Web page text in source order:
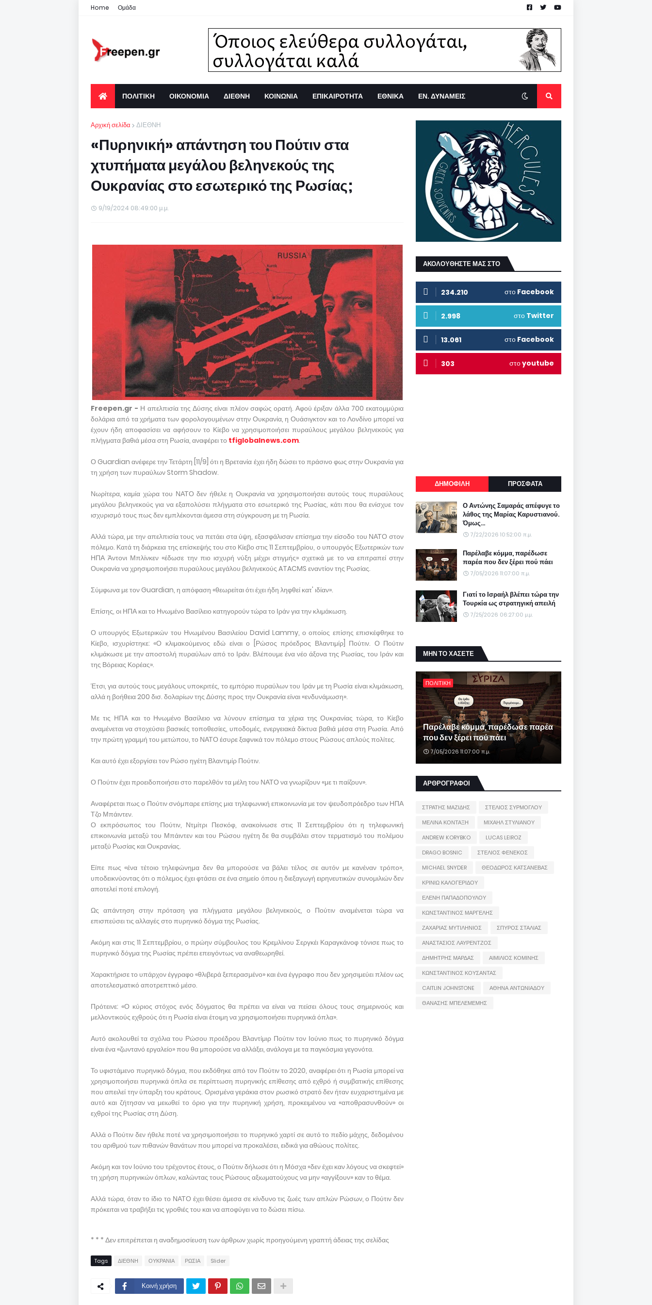
Home Ομάδα
ΠΟΛΙΤΙΚΗ ΟΙΚΟΝΟΜΙΑ ΔΙΕΘΝΗ ΚΟΙΝΩΝΙΑ ΕΠΙΚΑΙΡΟΤΗΤΑ ΕΘΝΙΚΑ ΕΝ. ΔΥΝΑΜΕΙΣ
Αρχική σελίδα ΔΙΕΘΝΗ
«Πυρηνική» απάντηση του Πούτιν στα
χτυπήματα μεγάλου βεληνεκούς της
Ουκρανίας στο εσωτερικό της Ρωσίας;
9/19/2024 08:49:00 μ.μ.
Freepen.gr - Η απελπισία της Δύσης είναι πλέον σαφώς ορατή. Αφού έριξαν άλλα 700 εκατομμύρια
δολάρια από τα χρήματα των φορολογουμένων στην Ουκρανία, η Ουάσιγκτον και το Λονδίνο μπορεί να
έχουν ήδη αποφασίσει να αφήσουν το Κίεβο να χρησιμοποιήσει πυραύλους μεγάλου βεληνεκούς για
πλήγματα βαθιά μέσα στη Ρωσία, αναφέρει το tfiglobalnews.com.
Ο Guardian ανέφερε την Τετάρτη [11/9] ότι η Βρετανία έχει ήδη δώσει το πράσινο φως στην Ουκρανία για
τη χρήση των πυραύλων Storm Shadow.
Νωρίτερα, καμία χώρα του ΝΑΤΟ δεν ήθελε η Ουκρανία να χρησιμοποιήσει αυτούς τους πυραύλους
μεγάλου βεληνεκούς για να εξαπολύσει πλήγματα στο εσωτερικό της Ρωσίας, κάτι που θα ενίσχυε τον
ισχυρισμό τους πως δεν εμπλέκονται άμεσα στη σύγκρουση με τη Ρωσία.
Αλλά τώρα, με την απελπισία τους να πετάει στα ύψη, εξασφάλισαν επίσημα την είσοδο του ΝΑΤΟ στον
πόλεμο. Κατά τη διάρκεια της επίσκεψής του στο Κίεβο στις 11 Σεπτεμβρίου, ο υπουργός Εξωτερικών των
ΗΠΑ Άντονι Μπλίνκεν «έδωσε την πιο ισχυρή νύξη μέχρι στιγμής» σχετικά με το να επιτραπεί στην
Ουκρανία να χρησιμοποιήσει πυραύλους μεγάλου βεληνεκούς ATACMS εναντίον της Ρωσίας.
Σύμφωνα με τον Guardian, η απόφαση «θεωρείται ότι έχει ήδη ληφθεί κατ' ιδίαν».
Επίσης, οι ΗΠΑ και το Ηνωμένο Βασίλειο κατηγορούν τώρα το Ιράν για την κλιμάκωση.
Ο υπουργός Εξωτερικών του Ηνωμένου Βασιλείου David Lammy, ο οποίος επίσης επισκέφθηκε το
Κίεβο, ισχυρίστηκε: «Ο κλιμακούμενος εδώ είναι ο [Ρώσος πρόεδρος Βλαντιμίρ] Πούτιν. Ο Πούτιν
κλιμάκωσε με την αποστολή πυραύλων από το Ιράν. Βλέπουμε ένα νέο άξονα της Ρωσίας, του Ιράν και
της Βόρειας Κορέας».
Έτσι, για αυτούς τους μεγάλους υποκριτές, το εμπόριο πυραύλων του Ιράν με τη Ρωσία είναι κλιμάκωση,
αλλά η βοήθεια 200 δισ. δολαρίων της Δύσης προς την Ουκρανία είναι «ενδυνάμωση».
Με τις ΗΠΑ και το Ηνωμένο Βασίλειο να λύνουν επίσημα τα χέρια της Ουκρανίας τώρα, το Κίεβο
αναμένεται να στοχεύσει βασικές τοποθεσίες, υποδομές, ενεργειακά δίκτυα βαθιά μέσα στη Ρωσία. Από
την πρώτη γραμμή του μετώπου, το ΝΑΤΟ έσυρε ξαφνικά τον πόλεμο στους Ρώσους απλούς πολίτες.
Και αυτό έχει εξοργίσει τον Ρώσο ηγέτη Βλαντιμίρ Πούτιν.
Ο Πούτιν έχει προειδοποιήσει στο παρελθόν τα μέλη του ΝΑΤΟ να γνωρίζουν «με τι παίζουν».
Αναφέρεται πως ο Πούτιν σνόμπαρε επίσης μια τηλεφωνική επικοινωνία με τον ψευδοπρόεδρο των ΗΠΑ
Τζο Μπάιντεν.
Ο εκπρόσωπος του Πούτιν, Ντμίτρι Πεσκόφ, ανακοίνωσε στις 11 Σεπτεμβρίου ότι η τηλεφωνική
επικοινωνία μεταξύ του Μπάιντεν και του Ρώσου ηγέτη δε θα συμβάλει στον τερματισμό του πολέμου
μεταξύ Ρωσίας και Ουκρανίας.
Είπε πως «ένα τέτοιο τηλεφώνημα δεν θα μπορούσε να βάλει τέλος σε αυτόν με κανέναν τρόπο»,
υποδεικνύοντας ότι ο πόλεμος έχει φτάσει σε ένα σημείο όπου η διεξαγωγή ειρηνευτικών συνομιλιών δεν
αποτελεί ποτέ επιλογή.
Ως απάντηση στην πρόταση για πλήγματα μεγάλου βεληνεκούς, ο Πούτιν αναμένεται τώρα να
επισπεύσει τις αλλαγές στο πυρηνικό δόγμα της Ρωσίας.
Ακόμη και στις 11 Σεπτεμβρίου, ο πρώην σύμβουλος του Κρεμλίνου Σεργκέι Καραγκάνοφ τόνισε πως το
πυρηνικό δόγμα της Ρωσίας πρέπει επειγόντως να αναθεωρηθεί.
Χαρακτήρισε το υπάρχον έγγραφο «θλιβερά ξεπερασμένο» και ένα έγγραφο που δεν χρησιμεύει πλέον ως
αποτελεσματικό αποτρεπτικό μέσο.
Πρότεινε: «Ο κύριος στόχος ενός δόγματος θα πρέπει να είναι να πείσει όλους τους σημερινούς και
μελλοντικούς εχθρούς ότι η Ρωσία είναι έτοιμη να χρησιμοποιήσει πυρηνικά όπλα».
Αυτό ακολουθεί τα σχόλια του Ρώσου προέδρου Βλαντίμιρ Πούτιν τον Ιούνιο πως το πυρηνικό δόγμα
είναι ένα «ζωντανό εργαλείο» που θα μπορούσε να αλλάξει, ανάλογα με τα παγκόσμια γεγονότα.
Το υφιστάμενο πυρηνικό δόγμα, που εκδόθηκε από τον Πούτιν το 2020, αναφέρει ότι η Ρωσία μπορεί να
χρησιμοποιήσει πυρηνικά όπλα σε περίπτωση πυρηνικής επίθεσης από εχθρό ή συμβατικής επίθεσης
που απειλεί την ύπαρξη του κράτους. Ορισμένα γεράκια στον ρωσικό στρατό δεν ήταν ευχαριστημένα με
αυτό και ζήτησαν να μειωθεί το όριο για την πυρηνική χρήση, προκειμένου να «αποθρασυνθούν» οι
εχθροί της Ρωσίας στη Δύση.
Αλλά ο Πούτιν δεν ήθελε ποτέ να χρησιμοποιήσει το πυρηνικό χαρτί σε αυτό το πεδίο μάχης, δεδομένου
του αριθμού των πιθανών θανάτων που μπορεί να προκαλέσει, ειδικά για αθώους πολίτες.
Ακόμη και τον Ιούνιο του τρέχοντος έτους, ο Πούτιν δήλωσε ότι η Μόσχα «δεν έχει καν λόγους να σκεφτεί»
τη χρήση πυρηνικών όπλων, καλώντας τους Ρώσους αξιωματούχους να μην «αγγίξουν» καν το θέμα.
Αλλά τώρα, όταν το ίδιο το ΝΑΤΟ έχει θέσει άμεσα σε κίνδυνο τις ζωές των απλών Ρώσων, ο Πούτιν δεν
πρόκειται να τραβήξει τις γροθιές του και να αποφύγει να το δώσει πίσω.
* * * Δεν επιτρέπεται η αναδημοσίευση των άρθρων χωρίς προηγούμενη γραπτή άδειας της σελίδας
Tags ΔΙΕΘΝΗ ΟΥΚΡΑΝΙΑ ΡΩΣΙΑ Slider
Κοινή χρήση
ΑΚΟΛΟΥΘΗΣΤΕ ΜΑΣ ΣΤΟ
234.210 στο Facebook
2.998 στο Twitter
13.061 στο Facebook
303 στοyoutube
ΔΗΜΟΦΙΛΗ ΠΡΟΣΦΑΤΑ
Ο Αντώνης Σαμαράς απέφυγε το
λάθος της Μαρίας Καρυστιανού.
Όμως...
7/22/2026 10:52:00 π.μ.
Παρέλαβε κόμμα, παρέδωσε
παρέα που δεν ξέρει πού πάει
7/05/2026 11:07:00 π.μ.
Γιατί το Ισραήλ βλέπει τώρα την
Τουρκία ως στρατηγική απειλή
7/25/2026 06:27:00 μ.μ.
ΜΗΝ ΤΟ ΧΑΣΕΤΕ
ΠΟΛΙΤΙΚΗ
Παρέλαβε κόμμα, παρέδωσε παρέα
που δεν ξέρει πού πάει
7/05/2026 11:07:00 π.μ.
ΑΡΘΡΟΓΡΑΦΟΙ
ΣΤΡΑΤΗΣ ΜΑΖΙΔΗΣ
ΣΤΕΛΙΟΣ ΣΥΡΜΟΓΛΟΥ
ΜΕΛΙΝΑ ΚΟΝΤΑΞΗ
ΜΙΧΑΗΛ ΣΤΥΛΙΑΝΟΥ
ANDREW KORYBKO
LUCAS LEIROZ
DRAGO BOSNIC
ΣΤΕΛΙΟΣ ΦΕΝΕΚΟΣ
MICHAEL SNYDER
ΘΕΟΔΩΡΟΣ ΚΑΤΣΑΝΕΒΑΣ
ΚΡΙΝΙΩ ΚΑΛΟΓΕΡΙΔΟΥ
ΕΛΕΝΗ ΠΑΠΑΔΟΠΟΥΛΟΥ
ΚΩΝΣΤΑΝΤΙΝΟΣ ΜΑΡΓΕΛΗΣ
ΖΑΧΑΡΙΑΣ ΜΥΤΙΛΗΝΙΟΣ
ΣΠΥΡΟΣ ΣΤΑΛΙΑΣ
ΑΝΑΣΤΑΣΙΟΣ ΛΑΥΡΕΝΤΖΟΣ
ΔΗΜΗΤΡΗΣ ΜΑΡΔΑΣ
ΑΙΜΙΛΙΟΣ ΚΟΜΙΝΗΣ
ΚΩΝΣΤΑΝΤΙΝΟΣ ΚΟΥΣΑΝΤΑΣ
CAITLIN JOHNSTONE
ΑΘΗΝΑ ΑΝΤΩΝΙΑΔΟΥ
ΘΑΝΑΣΗΣ ΜΠΕΛΕΜΕΜΗΣ